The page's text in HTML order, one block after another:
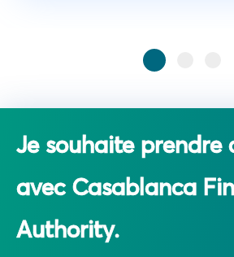
Je souhaite prendre
avec Casablanca
Authority.